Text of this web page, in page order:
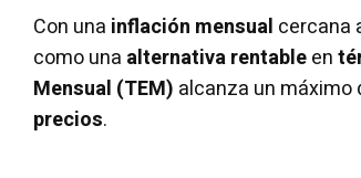
Con una inflación mensual cercana
como una alternativa rentableen
Mensual (TEM) alcanza un máximo
precios.